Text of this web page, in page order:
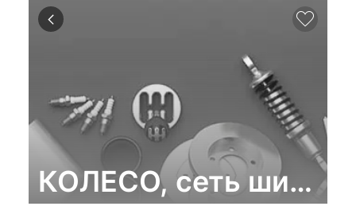
КОЛЕСО, сеть